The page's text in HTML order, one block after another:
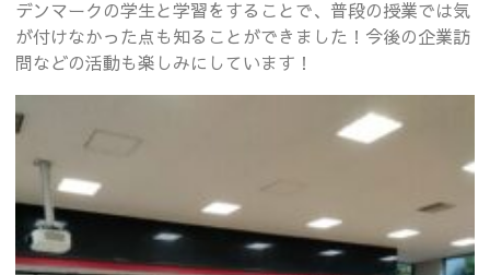
デンマークの学生と学習をすることで、普段の授業では気
が付けなかった点も知ることができました！今後の企業訪
問などの活動も楽しみにしています！